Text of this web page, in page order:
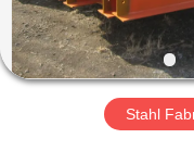
VIDEOS
VR
Stahl